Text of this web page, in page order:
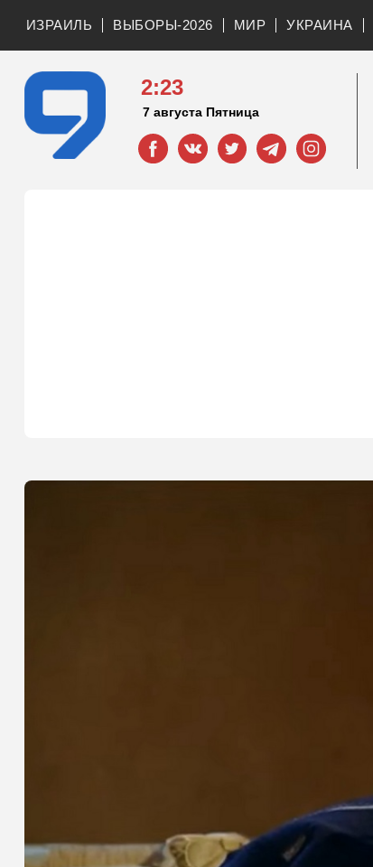
ИЗРАИЛЬ ВЫБОРЫ-2026 МИР УКРАИНА
2:23
7 августа Пятница